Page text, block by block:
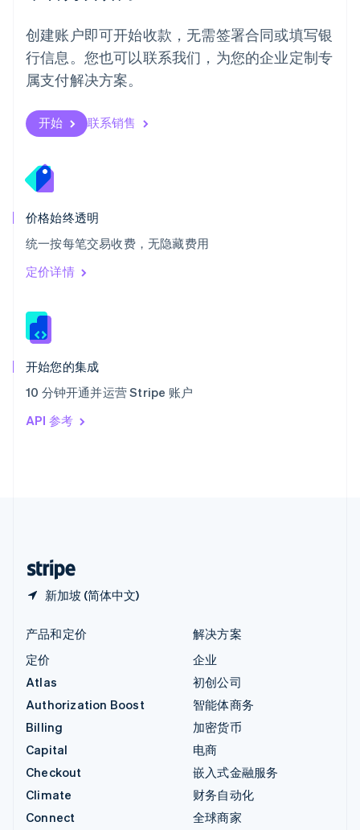
创建账户即可开始收款，无需签署合同或填写银
行信息。您也可以联系我们，为您的企业定制专
属支付解决方案。
开始 联系销售
价格始终透明
统一按每笔交易收费，无隐藏费用
定价详情
开始您的集成
10 分钟开通并运营 Stripe 账户
API 参考
新加坡 (简体中文)
SvenskaEnglish
瑞士
DeutschFrançais ItalianoEnglish
塞浦路斯
斯洛伐克
English
English
泰国
ไทย
希腊
English
西班牙
Español
新加坡
新西兰
匈牙利
English
ItalianoEnglish
印度
English
产品和定价
定价
Atlas
Authorization Boost
Billing
Capital
Checkout
Climate
Connect
解决方案
企业
初创公司
智能体商务
加密货币
电商
嵌入式金融服务
财务自动化
全球商家